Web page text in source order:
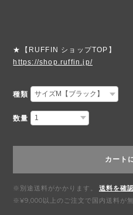
★【RUFFIN ショップTOP】
https://shop.ruffin.jp/
種類
数量
カート
※別途送料がかかります。
送料を確
※¥9,000以上のご注文で国内送料が無